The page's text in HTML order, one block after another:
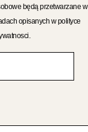
będą przetwarzane
opisanych w polityce